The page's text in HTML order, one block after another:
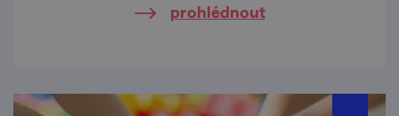
republice.
prohlédnout